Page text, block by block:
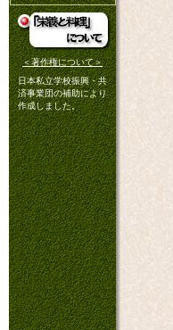
＜著作権について＞
日本私立学校振興・共
済事業団の補助により
作成しました。